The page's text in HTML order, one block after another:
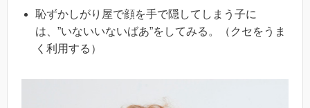
恥ずかしがり屋で顔を手で隠してしまう子に
は、”いないいないばあ”をしてみる。（クセをうま
く利用する）